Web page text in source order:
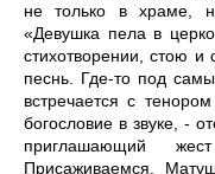
не только в храме,
«Девушка пела в
стихотворении, стою и
песнь. Где-то под
встречается с
богословие в звуке, -
приглашающий
Присаживаемся.